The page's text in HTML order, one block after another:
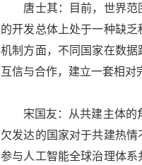
唐士其：目前，世界范围
的开发总体上处于一种缺
机制方面，不同国家在数
互信与合作，建立一套相对
宋国友：从共建主体的角
欠发达的国家对于共建热
参与人工智能全球治理体